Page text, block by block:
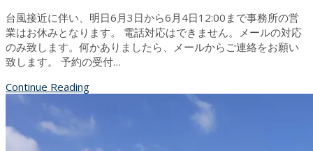
台風接近に伴い、明日6月3日から6月4日12:00まで事務所の営
業はお休みとなります。 電話対応はできません。メールの対応
のみ致します。何かありましたら、メールからご連絡をお願い
致します。 予約の受付…
Continue Reading